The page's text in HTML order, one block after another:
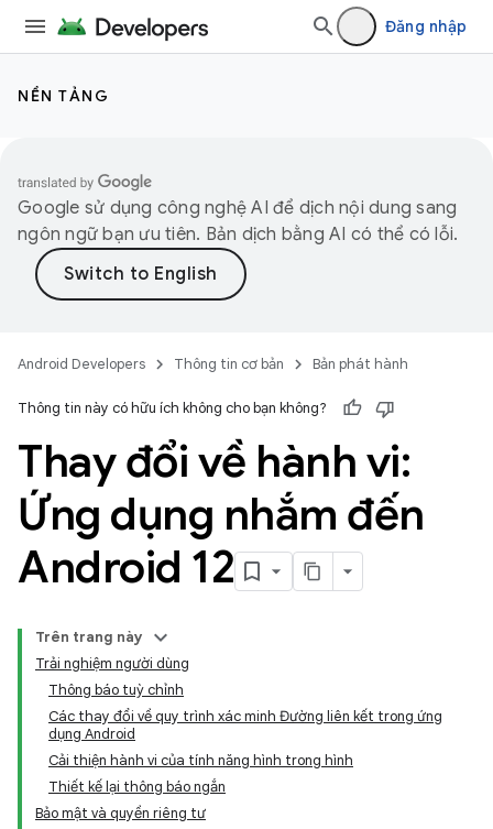
Đăng nhập
NỀN TẢNG
Google sử dụng công nghệ AI để dịch nội dung sang
ngôn ngữ bạn ưu tiên. Bản dịch bằng AI có thể có lỗi.
Android Developers Thông tin cơ bản Bản phát hành
Thông tin này có hữu ích không cho bạn không?
Thay đổi về hành vi:
Ứng dụng nhắm đến
Android 12
Trên trang này
Trải nghiệm người dùng
Thông báo tuỳ chỉnh
Các thay đổi về quy trình xác minh Đường liên kết trong ứng
dụng Android
Cải thiện hành vi của tính năng hình trong hình
Thiết kế lại thông báo ngắn
Bảo mật và quyền riêng tư